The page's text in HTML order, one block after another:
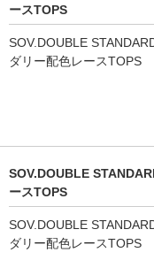
ースTOPS
SOV.DOUBLE
ダリー配色レースTOPS
SOV.DOUBLE
ースTOPS
SOV.DOUBLE
ダリー配色レースTOPS